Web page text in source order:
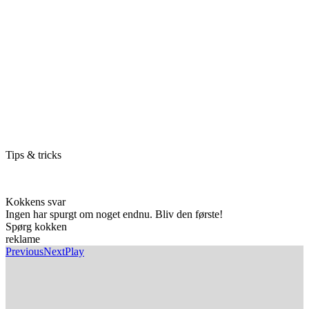
Tips & tricks
Kokkens svar
Ingen har spurgt om noget endnu. Bliv den første!
Spørg kokken
reklame
PreviousNextPlay